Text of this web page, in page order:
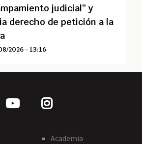
judicial” y
derecho de petición a la
2026 - 13:16
Academia